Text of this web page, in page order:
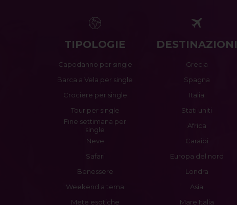
TIPOLOGIE
Capodanno per single
Barca a Vela per single
Crociere per single
Tour per single
Fine settimana per
single
Neve
Safari
Benessere
Weekend a tema
Mete esotiche
DESTINAZIONI
Grecia
Spagna
Italia
Stati uniti
Africa
Caraibi
Europa del nord
Londra
Asia
Mare Italia